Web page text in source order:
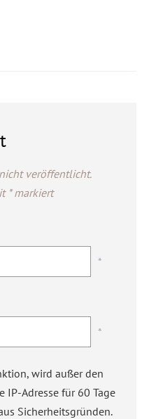
veröffentlicht.
*markiert
*
*
wird außer den
IP-Adresse für 60 Tage
Sicherheitsgründen.